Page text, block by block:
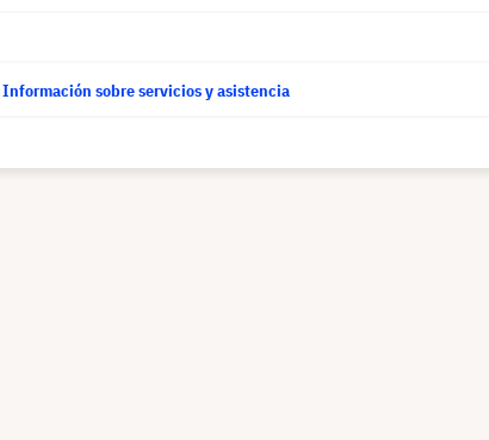
Información sobre servicios y asistencia